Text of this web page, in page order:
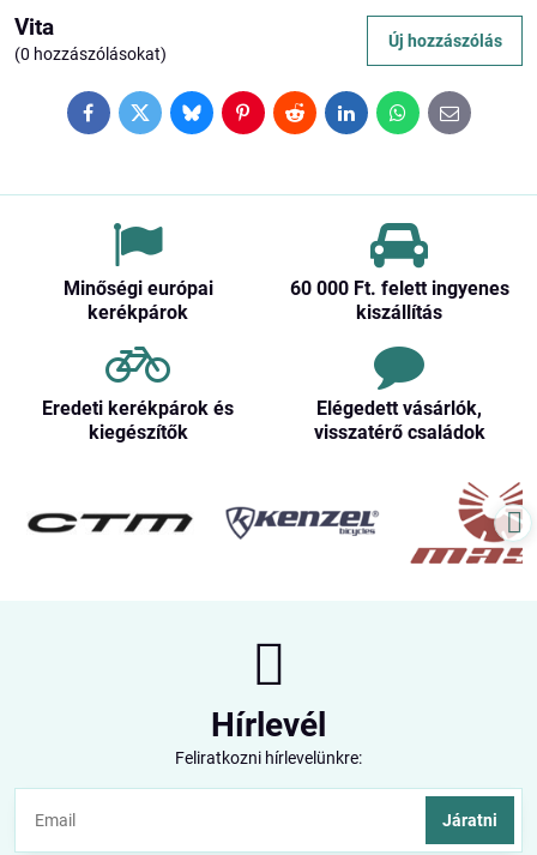
Vita
(0 hozzászólásokat)
Új hozzászólás
FacebookTwitterBlueskyPinterestRedditLinkedInWhatsApp
E-
mail
Minőségi európai
kerékpárok
60 000 Ft​. felett ingyenes
kiszállítás
Eredeti kerékpárok és
kiegészítők
Elégedett vásárlók,
visszatérő családok
Hírlevél
Feliratkozni hírlevelünkre:
Járatni